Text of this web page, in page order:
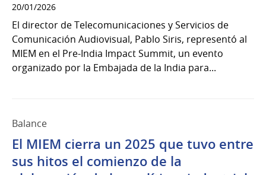
20/01/2026
El director de Telecomunicaciones y Servicios de
Comunicación Audiovisual, Pablo Siris, representó al
MIEM en el Pre-India Impact Summit, un evento
organizado por la Embajada de la India para...
Balance
El MIEM cierra un 2025 que tuvo entre
sus hitos el comienzo de la